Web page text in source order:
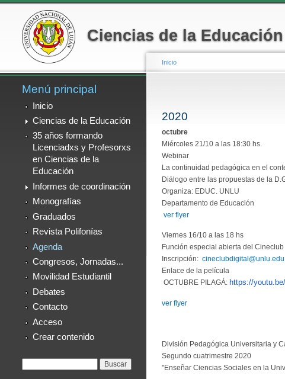
Ciencias de la Educación
Menú secundario
Menú principal
Inicio
Ciencias de la Educación
35 años formando
Licenciadxs y Profesorxs
en Ciencias de la
Educación
Informes de coordinación
Monografías
Graduados
Revista Polifonías
Agenda
Congresos, Jornadas...
Movilidad Estudiantil
Debates
Contacto
Acceso
Crear contenido
Inicio
2020
octubre
Miércoles 21/10 a las 18:30 hs.
Webinar
La continuidad pedagógica en el
Diálogo entre las propuestas de la
Organiza: EDUC. UNLU
Departamento de Educación
ver flyer
Viernes 16/10 a las 18 hs
Función especial abierta del Cineclub
Inscripción:
Enlace de la película
OCTUBRE PILAGÁ: https://
ver flyer
División Pedagógica Universitaria y
Segundo cuatrimestre 2020
"Enseñar Ciencias Sociales en la